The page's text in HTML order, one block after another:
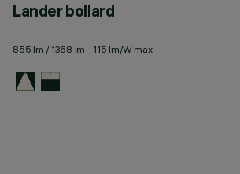
Lander bollard
855 lm / 1368 lm - 115 lm/W max